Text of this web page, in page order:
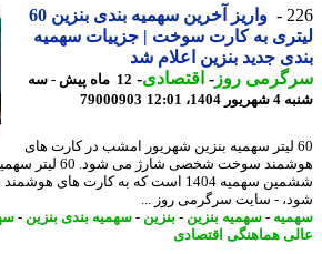
واریز آخرین سهمیه بندی بنزین 60
به کارت سوخت | جزییات سهمیه
جدید بنزین اعلام شد
روز -اقتصادی-
12 ماه پیش - سه
12:01
79000903
لیتر سهمیه بنزین شهریور امشب در کارت های
هوشمند سوخت شخصی شارژ می
ششمین سهمیه 1404 است که به کارت های
- سایت سرگرمی روز ...
-سهمیه بنزین- بنزین- سهمیه بندی بنزین- سهمیه
هماهنگی اقتصادی